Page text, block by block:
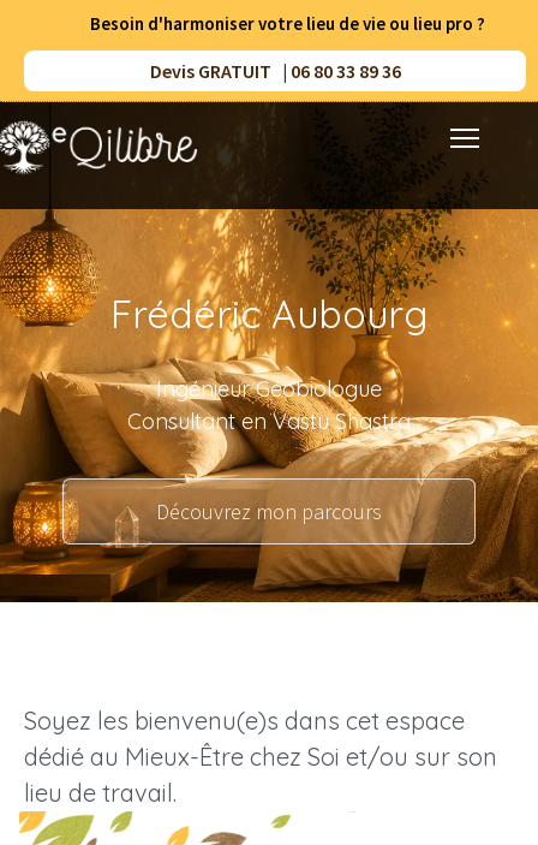
Besoin d'harmoniser votre lieu de vie ou lieu pro ?
Devis GRATUIT | 06 80 33 89 36
Accueil
Prestations
Méthodes
Résultats
Ressources
A propos
[Réserver]
Frédéric Aubourg
Ingénieur Géobiologue
Consultant en Vastu Shastra
Découvrez mon parcours
Soyez les bienvenu(e)s dans cet espace
dédié au Mieux-Être chez Soi et/ou sur son
lieu de travail.